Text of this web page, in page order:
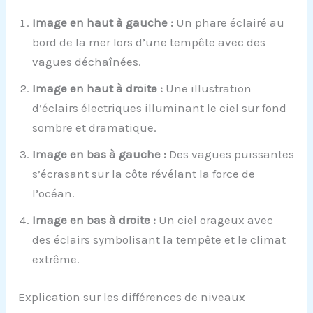
Image en haut à gauche : Un phare éclairé au
bord de la mer lors d’une tempête avec des
vagues déchaînées.
Image en haut à droite : Une illustration
d’éclairs électriques illuminant le ciel sur fond
sombre et dramatique.
Image en bas à gauche : Des vagues puissantes
s’écrasant sur la côte révélant la force de
l’océan.
Image en bas à droite : Un ciel orageux avec
des éclairs symbolisant la tempête et le climat
extrême.
Explication sur les différences de niveaux